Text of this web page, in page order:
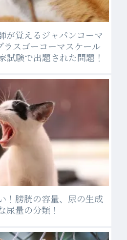
が覚えるジャパンコーマ
ラスゴーコーマスケール
試験で出題された問題！
！膀胱の容量、尿の生成
尿量の分類！